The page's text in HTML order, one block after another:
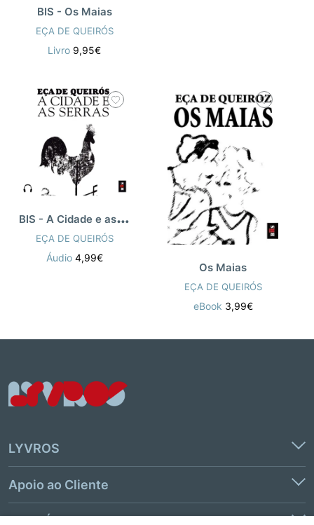
BIS - Os Maias
EÇA DE QUEIRÓS
Livro 9,95€
B
IS - A Cidade e as Serras
EÇA DE QUEIRÓS
Áudio 4,99€
Os Maias
EÇA DE QUEIRÓS
eBook 3,99€
LYVROS
Apoio ao Cliente